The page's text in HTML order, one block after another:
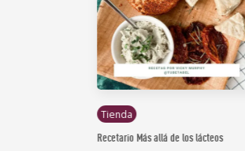
Tienda
Recetario Más allá de los lácteos